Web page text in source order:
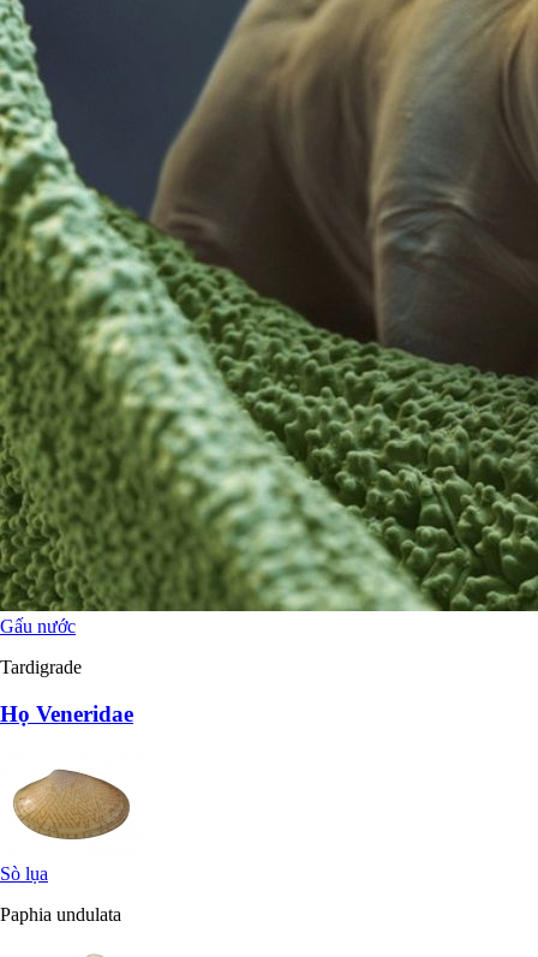
Gấu nước
Tardigrade
Họ Veneridae
Sò lụa
Paphia undulata